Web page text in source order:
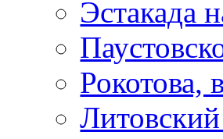
Эстакада
Рокотова,